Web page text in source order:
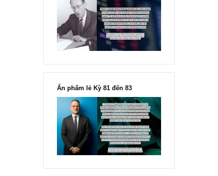
chỉ vì chiến tranh”, ngài Philip
Fisher